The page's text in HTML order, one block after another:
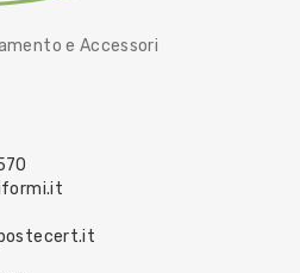
e Accessori